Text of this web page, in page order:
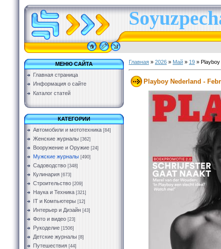
МЕНЮ САЙТА
Главная страница
Информация о сайте
Каталог статей
КАТЕГОРИИ
Автомобили и мототехника [84]
Женские журналы [362]
Вооружение и Оружие [24]
Мужские журналы [490]
Садоводство [348]
Кулинария [673]
Строительство [209]
Наука и Техника [321]
IT и Компьютеры [12]
Интерьер и Дизайн [43]
Фото и видео [23]
Рукоделие [1506]
Детские журналы [8]
Путешествия [44]
Главная » 2026 » Май » 19 »
Playboy Nederland -